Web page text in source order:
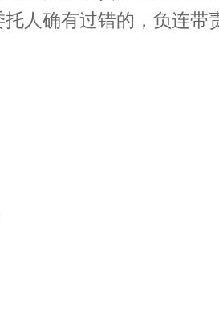
托人确有过错的，负连带